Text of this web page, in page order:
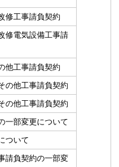
修工事請負契約
修電気設備工事請
他工事請負契約
の他工事請負契約
の他工事請負契約
一部変更について
ついて
請負契約の一部変